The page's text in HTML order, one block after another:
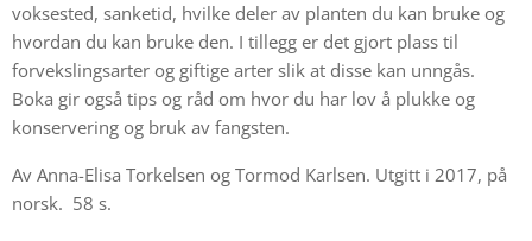
voksested, sanketid, hvilke deler av planten du kan bruke og
hvordan du kan bruke den. I tillegg er det gjort plass til
forvekslingsarter og giftige arter slik at disse kan unngås.
Boka gir også tips og råd om hvor du har lov å plukke og
konservering og bruk av fangsten.
Av Anna-Elisa Torkelsen og Tormod Karlsen. Utgitt i 2017, på
norsk. 58 s.